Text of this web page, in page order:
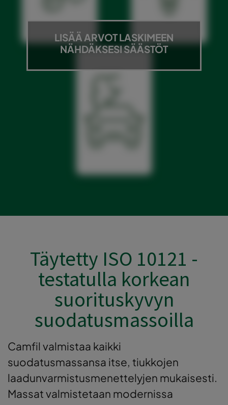
LISÄÄ ARVOT LASKIMEEN
NÄHDÄKSESI SÄÄSTÖT
Täytetty ISO 10121 -
testatulla korkean
suorituskyvyn
suodatusmassoilla
Camfil valmistaa kaikki
suodatusmassansa itse, tiukkojen
laadunvarmistusmenettelyjen mukaisesti.
Massat valmistetaan modernissa